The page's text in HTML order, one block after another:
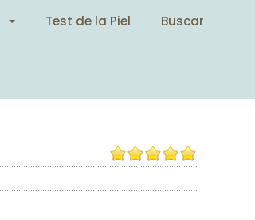
Test de la Piel
Buscar